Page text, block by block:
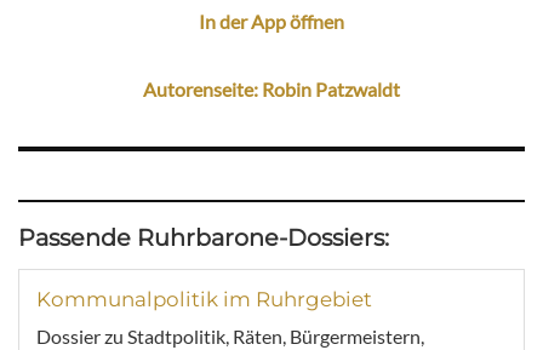
In der App öffnen
Autorenseite: Robin Patzwaldt
Passende Ruhrbarone-Dossiers:
Kommunalpolitik im Ruhrgebiet
Dossier zu Stadtpolitik, Räten, Bürgermeistern,